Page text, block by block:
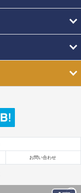
お問い合わせ